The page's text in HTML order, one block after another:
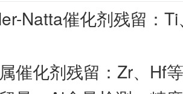
Natta催化剂残留：
催化剂残留：Zr、Hf